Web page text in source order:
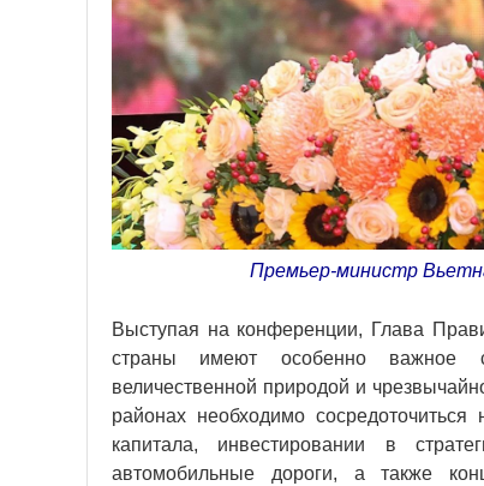
Премьер-министр
Выступая на конференции, Глава
страны имеют особенно важное
величественной природой и
районах необходимо
капитала, инвестировании в
автомобильные дороги, а также